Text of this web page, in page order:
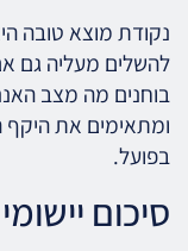
נקודת מוצא טובה
להשלים מעליה גם
בוחנים מה מצב
ומתאימים את
בפועל.
סיכום יישומי